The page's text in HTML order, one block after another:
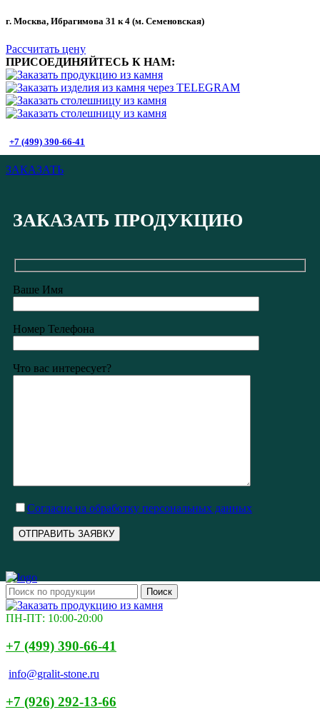
г. Москва, Ибрагимова 31 к 4 (м. Семеновская)
Рассчитать цену
ПРИСОЕДИНЯЙТЕСЬ К НАМ:
+7 (499) 390-66-41
ЗАКАЗАТЬ
ЗАКАЗАТЬ ПРОДУКЦИЮ
Ваше Имя
Номер Телефона
Что вас интересует?
Cогласие на обработку персональных данных
Поиск
ПН-ПТ: 10:00-20:00
+7 (499) 390-66-41
info@gralit-stone.ru
+7 (926) 292-13-66